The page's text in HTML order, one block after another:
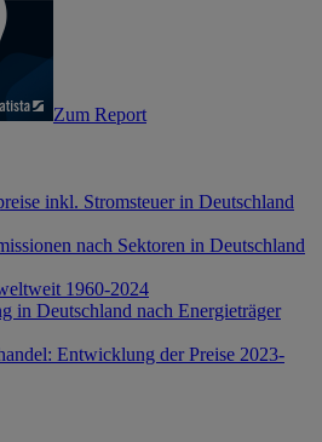
Zum Report
inkl. Stromsteuer in Deutschland
nach Sektoren in Deutschland
1960-2024
in Deutschland nach Energieträger
Entwicklung der Preise 2023-